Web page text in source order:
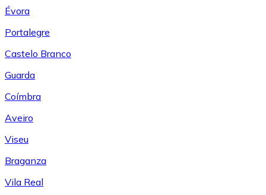
Évora
Portalegre
Castelo Branco
Guarda
Coímbra
Aveiro
Viseu
Braganza
Vila Real